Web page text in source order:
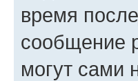
время
сообщение
могут сами